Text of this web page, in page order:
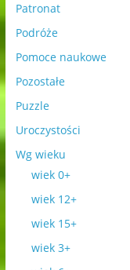
Patronat
Podróże
Pomoce naukowe
Pozostałe
Puzzle
Uroczystości
Wg wieku
wiek 0+
wiek 12+
wiek 15+
wiek 3+